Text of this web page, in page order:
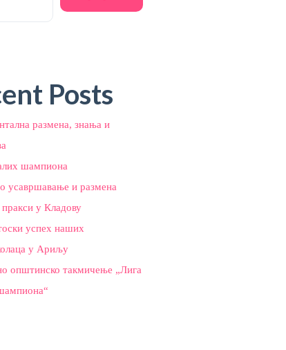
Posts
размена, знања и
шампиона
усавршавање и размена
у Кладову
успех наших
у Ариљу
општинско такмичење „Лига